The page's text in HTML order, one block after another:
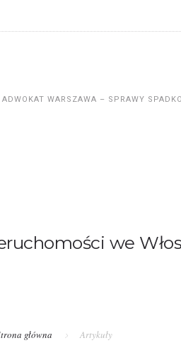
ADWOKAT WARSZAWA – SPRAWY
we
główna Artykuły